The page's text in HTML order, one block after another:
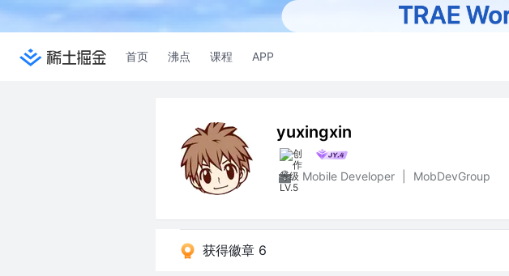
首页 沸点 课程 APP
yuxingxin
Mobile Developer MobDevGroup
获得徽章 6